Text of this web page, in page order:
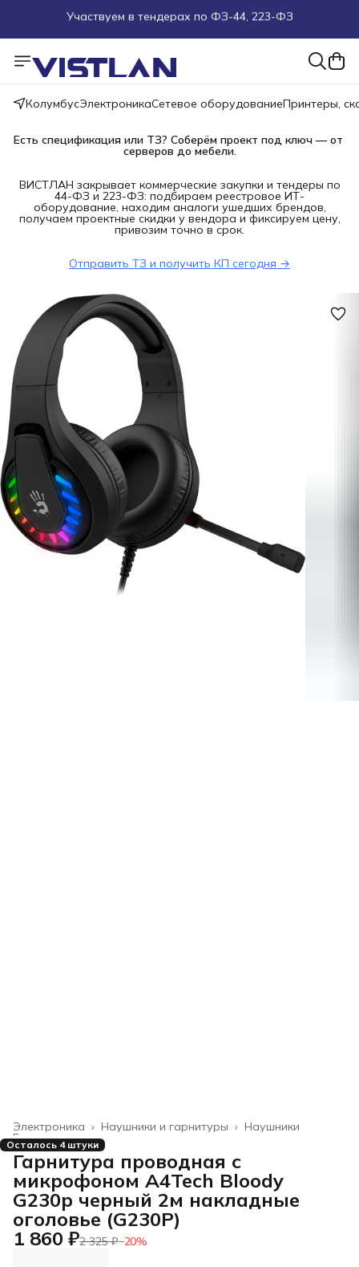
Пуско-наладочные работы
Пришлите запрос на e-mail или в чат
Более 100 000 позиций в наличии и под заказ
КолумбусЭлектроникаСетевое оборудованиеПринтеры,
Есть спецификация или ТЗ? Соберём проект под ключ — от
серверов до мебели.
ВИСТЛАН закрывает коммерческие закупки и тендеры по
44-ФЗ и 223-ФЗ: подбираем реестровое ИТ-
оборудование, находим аналоги ушедших брендов,
получаем проектные скидки у вендора и фиксируем цену,
привозим точно в срок.
Отправить ТЗ и получить КП сегодня →
Наушники
Наушники и гарнитуры ›
Электроника ›
Главная ›
Осталось 4 штуки
Гарнитура проводная с
микрофоном A4Tech Bloody
G230p черный 2м накладные
оголовье (G230P)
1 860 ₽2 325 ₽−20%